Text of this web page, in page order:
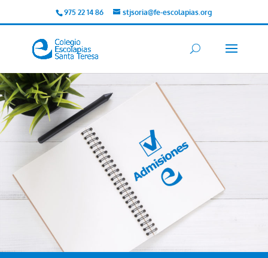
975 22 14 86 stjsoria@fe-escolapias.org